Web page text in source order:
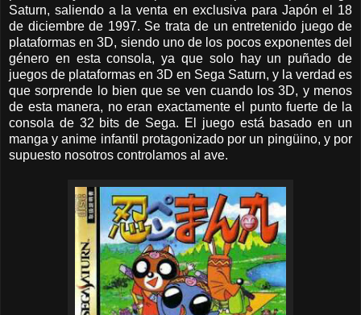
Saturn, saliendo a la venta en exclusiva para Japón el 18
de diciembre de 1997. Se trata de un entretenido juego de
plataformas en 3D, siendo uno de los pocos exponentes del
género en esta consola, ya que solo hay un puñado de
juegos de plataformas en 3D en Sega Saturn, y la verdad es
que sorprende lo bien que se ven cuando los 3D, y menos
de esta manera, no eran exactamente el punto fuerte de la
consola de 32 bits de Sega. El juego está basado en un
manga y anime infantil protagonizado por un pingüino, y por
supuesto nosotros controlamos al ave.